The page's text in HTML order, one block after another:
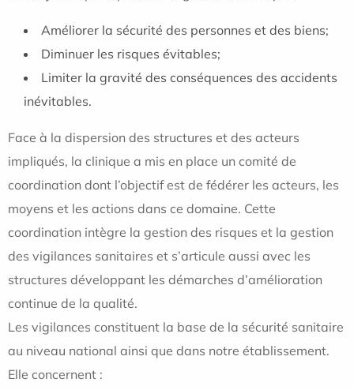
Améliorer la sécurité des personnes et des biens;
Diminuer les risques évitables;
Limiter la gravité des conséquences des accidents
inévitables.
Face à la dispersion des structures et des acteurs
impliqués, la clinique a mis en place un comité de
coordination dont l’objectif est de fédérer les acteurs, les
moyens et les actions dans ce domaine. Cette
coordination intègre la gestion des risques et la gestion
des vigilances sanitaires et s’articule aussi avec les
structures développant les démarches d’amélioration
continue de la qualité.
Les vigilances constituent la base de la sécurité sanitaire
au niveau national ainsi que dans notre établissement.
Elle concernent :